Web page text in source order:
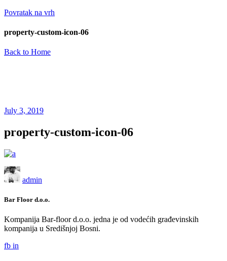
Povratak na vrh
property-custom-icon-06
Back to Home
July 3, 2019
property-custom-icon-06
admin
Bar Floor d.o.o.
Kompanija Bar-floor d.o.o. jedna je od vodećih građevinskih
kompanija u Središnjoj Bosni.
fb in